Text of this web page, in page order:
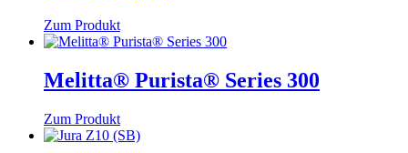
Zum Produkt
Melitta® Purista® Series 300
Zum Produkt